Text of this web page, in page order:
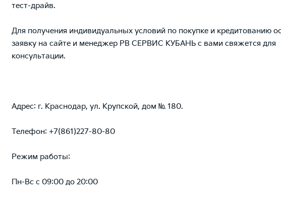
тест-драйв.
Для получения индивидуальных условий по покупке и кредитованию
заявку на сайте и менеджер РВ СЕРВИС КУБАНЬ с вами свяжется для
консультации.
Адрес: г. Краснодар, ул. Крупской, дом № 180.
Телефон: +7(861)227-80-80
Режим работы:
Пн-Вс с 09:00 до 20:00